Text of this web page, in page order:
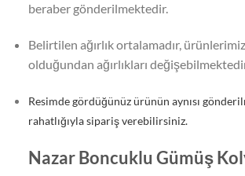
beraber gönderilmektedir.
Belirtilen ağırlık ortalamadır,
olduğundan ağırlıkları
Resimde gördüğünüz ürünün aynısı
rahatlığıyla sipariş verebilirsiniz.
Nazar Boncuklu Gümüş